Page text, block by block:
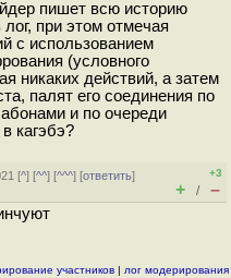
пишет всю историю
при этом отмечая
с использованием
(условного
никаких действий, а затем
палят его соединения по
и по очереди
кагэбэ?
[^] [^^] [^^^] [ответить]
+3
+ / –
участников | лог модерирования